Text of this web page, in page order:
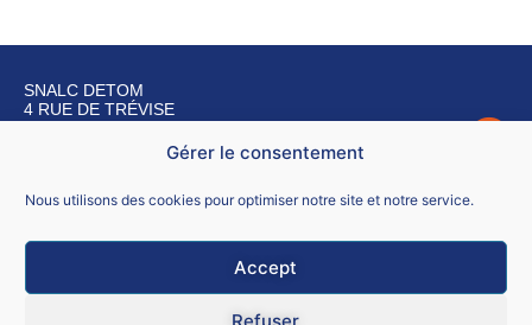
Gérer le consentement
Nous utilisons des cookies pour optimiser notre site et notre service.
Accept
Refuser
SNALC DETOM
4 RUE DE TRÉVISE